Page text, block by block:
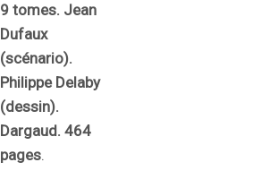
9 tomes. Jean
Dufaux
(scénario).
Philippe Delaby
(dessin).
Dargaud. 464
pages.